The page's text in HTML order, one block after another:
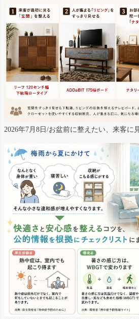
2026年7月8日/お盆前に整えたい、来客に